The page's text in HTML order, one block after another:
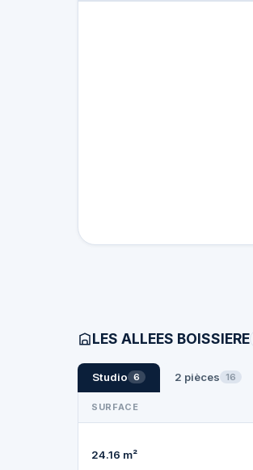
LES ALLEES BOISSIERE
Studio 6 2 pièces 16
SURFACE
24.16 m²